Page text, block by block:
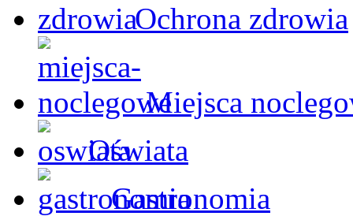
Ochrona zdrowia
Miejsca
Oświata
Gastronomia